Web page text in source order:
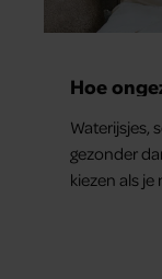
Hoe
Waterijsjes,
gezonder
kiezen als